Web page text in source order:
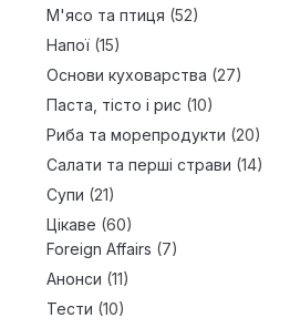
М'ясо та птиця (52)
Напої(15)
Основи куховарства (27)
Паста, тісто і рис (10)
Риба та морепродукти (20)
Салати та перші страви (14)
Супи (21)
Цікаве (60)
Foreign Affairs (7)
Анонси (11)
Тести (10)